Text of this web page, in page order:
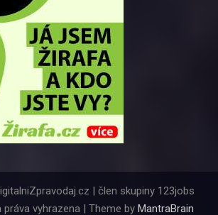
| člen skupiny 123jobs
práva vyhrazena | Theme by MantraBrain